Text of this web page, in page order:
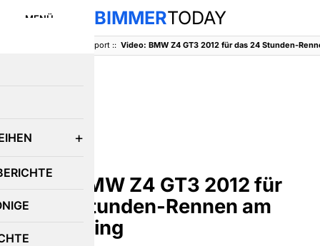
MENÜ BIMMERTODAY
Motorsport::
Video: BMW Z4 GT3 2012 für
das 24 Stunden-Rennen am
Nürburgring